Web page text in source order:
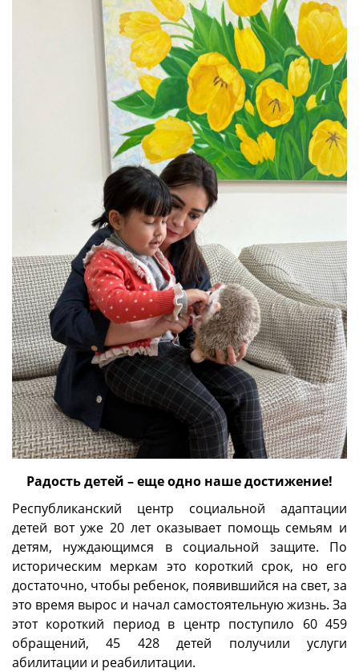
Радость детей – еще одно наше достижение!
Республиканский центр социальной адаптации
детей вот уже 20 лет оказывает помощь семьям и
детям, нуждающимся в социальной защите. По
историческим меркам это короткий срок, но его
достаточно, чтобы ребенок, появившийся на свет, за
это время вырос и начал самостоятельную жизнь. За
этот короткий период в центр поступило 60 459
обращений, 45 428 детей получили услуги
абилитации и реабилитации.